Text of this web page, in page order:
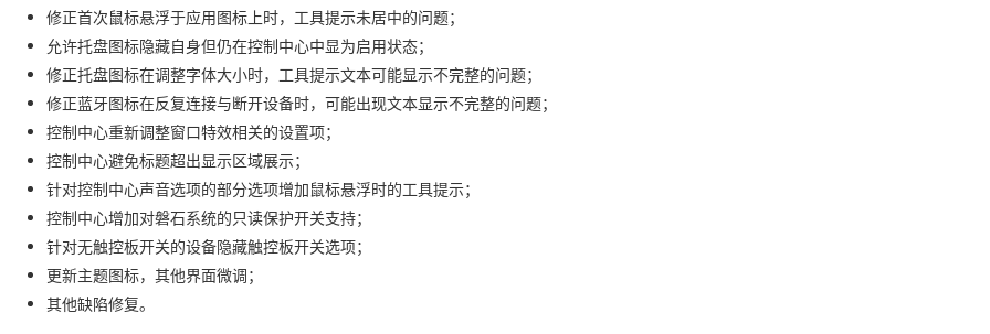
修正首次鼠标悬浮于应用图标上时，工具提示未居中的问题；
允许托盘图标隐藏自身但仍在控制中心中显为启用状态；
修正托盘图标在调整字体大小时，工具提示文本可能显示不完整的问题；
修正蓝牙图标在反复连接与断开设备时，可能出现文本显示不完整的问题；
控制中心重新调整窗口特效相关的设置项；
控制中心避免标题超出显示区域展示；
针对控制中心声音选项的部分选项增加鼠标悬浮时的工具提示；
控制中心增加对磐石系统的只读保护开关支持；
针对无触控板开关的设备隐藏触控板开关选项；
更新主题图标，其他界面微调；
其他缺陷修复。